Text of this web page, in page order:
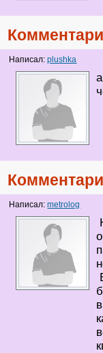
Написал:plushka
Написал:metrolog